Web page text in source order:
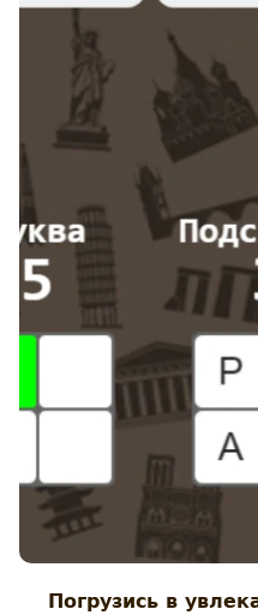
Погрузись в